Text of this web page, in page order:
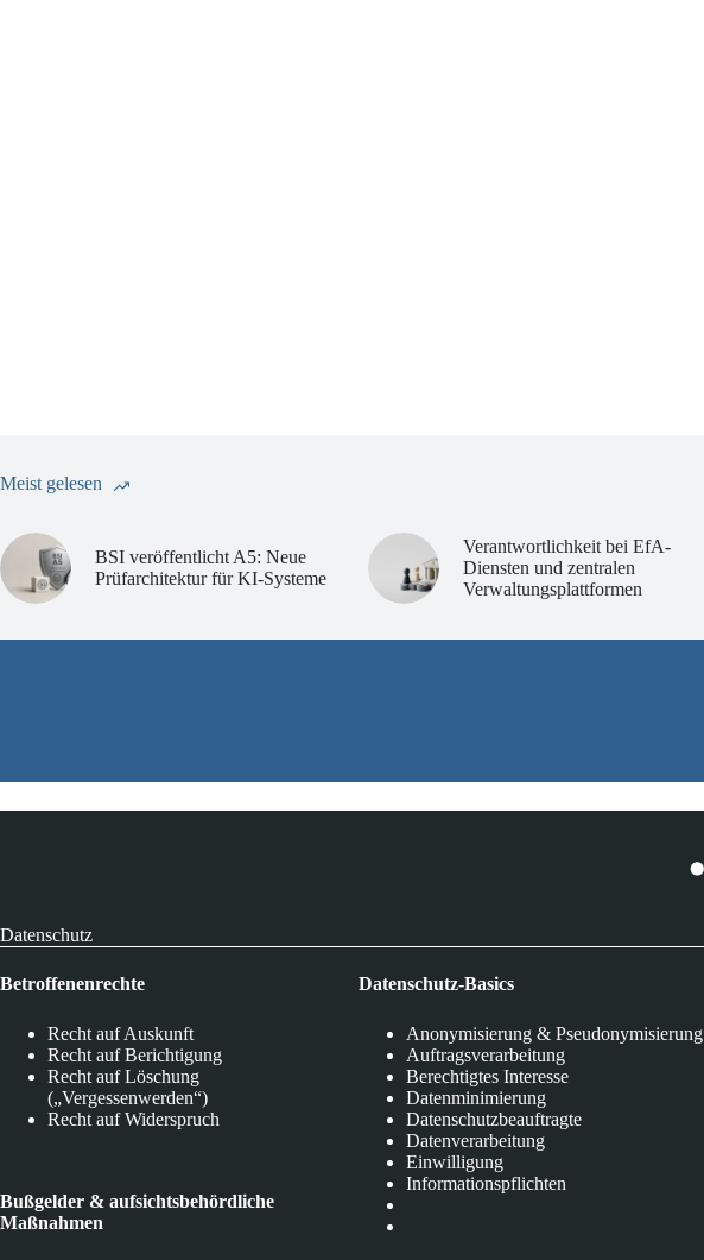
Meist gelesen
BSI veröffentlicht A5: Neue
Prüfarchitektur für KI-Systeme
Verantwortlichkeit bei EfA-
Diensten und zentralen
Verwaltungsplattformen
Datenschutz
Betroffenenrechte
Recht auf Auskunft
Recht auf Berichtigung
Recht auf Löschung
(„Vergessenwerden“)
Recht auf Widerspruch
Bußgelder & aufsichtsbehördliche
Maßnahmen
Datenschutz-Basics
Anonymisierung & Pseudonymisierung
Auftragsverarbeitung
Berechtigtes Interesse
Datenminimierung
Datenschutzbeauftragte
Datenverarbeitung
Einwilligung
Informationspflichten